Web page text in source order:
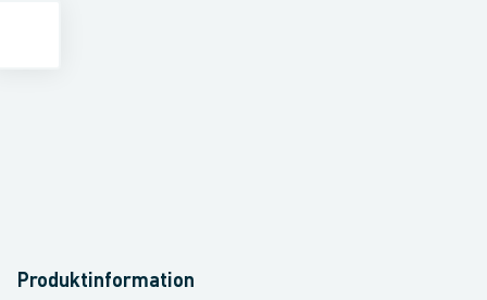
Produktinformation